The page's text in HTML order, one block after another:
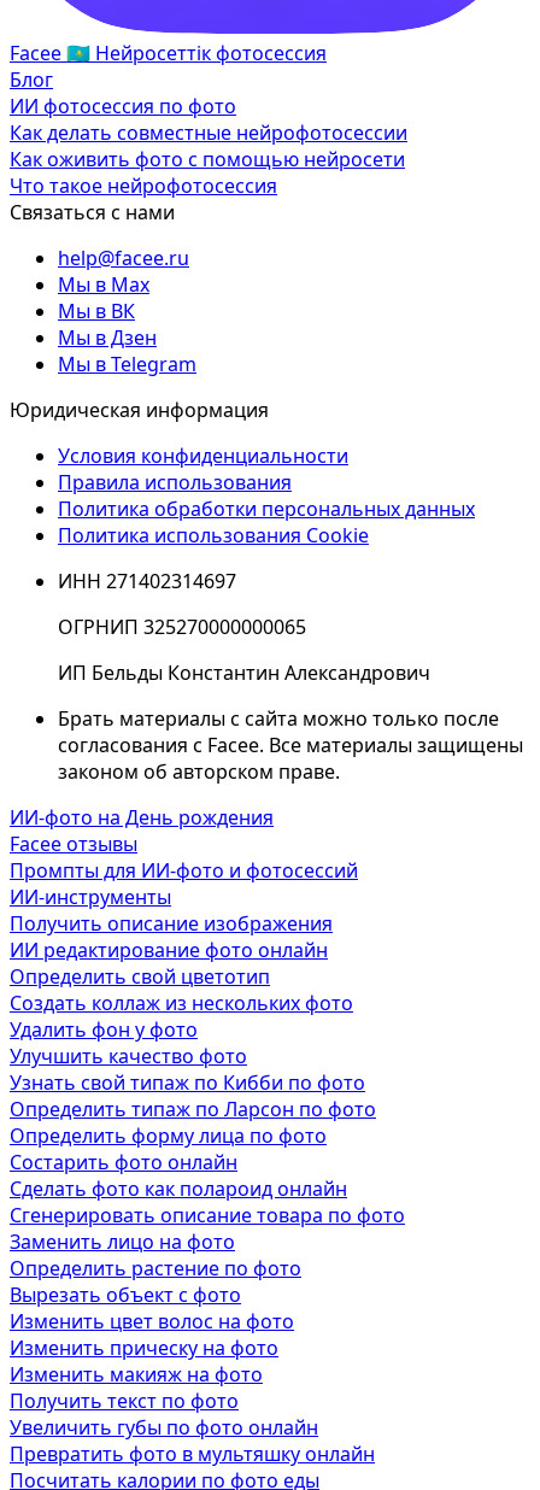
Facee🇰🇿 Нейросеттік фотосессия
Блог
ИИ фотосессия по фото
Как делать совместные нейрофотосессии
Как оживить фото с помощью нейросети
Что такое нейрофотосессия
Связаться с нами
help@facee.ru
Мы в Max
Мы в ВК
Мы в Дзен
Мы в Telegram
Юридическая информация
Условия конфиденциальности
Правила использования
Политика обработки персональных данных
Политика использования Cookie
ИНН 271402314697
ОГРНИП 325270000000065
ИП Бельды Константин Александрович
Брать материалы с сайта можно только после
согласования с Facee. Все материалы защищены
законом об авторском праве.
ИИ-фото на День рождения
Facee отзывы
Промпты для ИИ-фото и фотосессий
ИИ-инструменты
Получить описание изображения
ИИ редактирование фото онлайн
Определить свой цветотип
Создать коллаж из нескольких фото
Удалить фон у фото
Улучшить качество фото
Узнать свой типаж по Кибби по фото
Определить типаж по Ларсон по фото
Определить форму лица по фото
Состарить фото онлайн
Сделать фото как полароид онлайн
Сгенерировать описание товара по фото
Заменить лицо на фото
Определить растение по фото
Вырезать объект с фото
Изменить цвет волос на фото
Изменить прическу на фото
Изменить макияж на фото
Получить текст по фото
Увеличить губы по фото онлайн
Превратить фото в мультяшку онлайн
Посчитать калории по фото еды